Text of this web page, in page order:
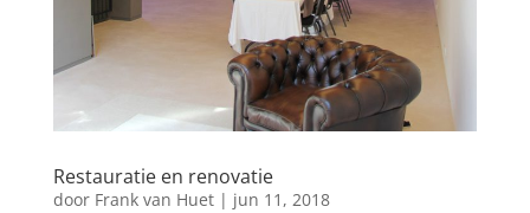
Restauratie en renovatie
door Frank van Huet| jun 11, 2018